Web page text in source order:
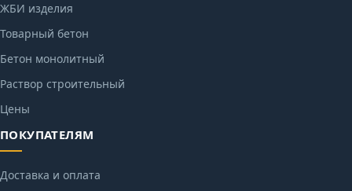
ЖБИ изделия
Товарный бетон
Бетон монолитный
Раствор строительный
Цены
ПОКУПАТЕЛЯМ
Доставка и оплата